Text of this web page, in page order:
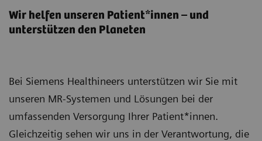
Wir helfen unseren Patient*innen – und
unterstützen den Planeten
Bei Siemens Healthineers unterstützen wir Sie mit
unseren MR-Systemen und Lösungen bei der
umfassenden Versorgung Ihrer Patient*innen.
Gleichzeitig sehen wir uns in der Verantwortung, die